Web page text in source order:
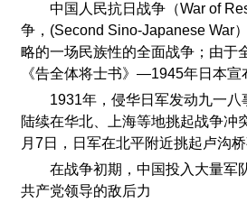
中国人民抗日战争（War of
争，(Second Sino-Japanese War
略的一场民族性的全面战争；由于
《告全体将士书》—1945年日本
1931年，侵华日军发动九一
陆续在华北、上海等地挑起战争冲
月7日，日军在北平附近挑起卢沟
在战争初期，中国投入大量军
共产党领导的敌后力